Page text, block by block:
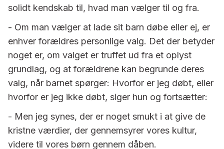
solidt kendskab til, hvad man vælger til og fra.
- Om man vælger at lade sit barn døbe eller ej, er
enhver forældres personlige valg. Det der betyder
noget er, om valget er truffet ud fra et oplyst
grundlag, og at forældrene kan begrunde deres
valg, når barnet spørger: Hvorfor er jeg døbt, eller
hvorfor er jeg ikke døbt, siger hun og fortsætter:
- Men jeg synes, der er noget smukt i at give de
kristne værdier, der gennemsyrer vores kultur,
videre til vores børn gennem dåben.